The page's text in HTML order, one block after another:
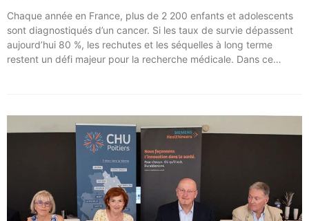
Chaque année en France, plus de 2 200 enfants et adolescents
sont diagnostiqués d’un cancer. Si les taux de survie dépassent
aujourd’hui 80 %, les rechutes et les séquelles à long terme
restent un défi majeur pour la recherche médicale. Dans ce
cancers pédiatriques.